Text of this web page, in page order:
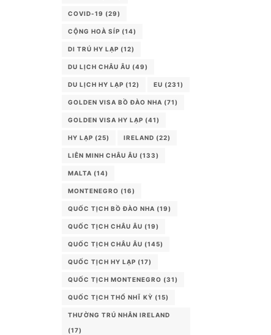
COVID-19 (29)
CỘNG HOÀ SÍP (14)
DI TRÚ HY LẠP (12)
DU LỊCH CHÂU ÂU (49)
DU LỊCH HY LẠP (12) EU (231)
GOLDEN VISA BỒ ĐÀO NHA (71)
GOLDEN VISA HY LẠP (41)
HY LẠP (25) IRELAND (22)
LIÊN MINH CHÂU ÂU (133)
MALTA (14)
MONTENEGRO (16)
QUỐC TỊCH BỒ ĐÀO NHA (19)
QUỐC TỊCH CHÂU ÂU (19)
QUỐC TỊCH CHÂU ÂU (145)
QUỐC TỊCH HY LẠP (17)
QUỐC TỊCH MONTENEGRO (31)
QUỐC TỊCH THỔ NHĨ KỲ (15)
THƯỜNG TRÚ NHÂN IRELAND
(17)